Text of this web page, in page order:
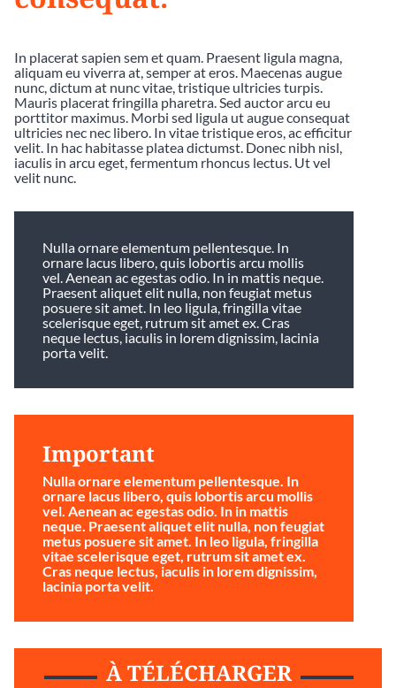
In placerat sapien sem et quam. Praesent ligula magna,
aliquam eu viverra at, semper at eros. Maecenas augue
nunc, dictum at nunc vitae, tristique ultricies turpis.
Mauris placerat fringilla pharetra. Sed auctor arcu eu
porttitor maximus. Morbi sed ligula ut augue consequat
ultricies nec nec libero. In vitae tristique eros, ac efficitur
velit. In hac habitasse platea dictumst. Donec nibh nisl,
iaculis in arcu eget, fermentum rhoncus lectus. Ut vel
velit nunc.
Nulla ornare elementum pellentesque. In
ornare lacus libero, quis lobortis arcu mollis
vel. Aenean ac egestas odio. In in mattis neque.
Praesent aliquet elit nulla, non feugiat metus
posuere sit amet. In leo ligula, fringilla vitae
scelerisque eget, rutrum sit amet ex. Cras
neque lectus, iaculis in lorem dignissim, lacinia
porta velit.
Important
Nulla ornare elementum pellentesque. In
ornare lacus libero, quis lobortis arcu mollis
vel. Aenean ac egestas odio. In in mattis
neque. Praesent aliquet elit nulla, non feugiat
metus posuere sit amet. In leo ligula, fringilla
vitae scelerisque eget, rutrum sit amet ex.
Cras neque lectus, iaculis in lorem dignissim,
lacinia porta velit.
À TÉLÉCHARGER